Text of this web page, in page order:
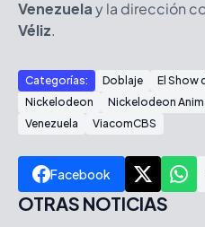
Venezuelay la dirección
Véliz.
Categorías: Doblaje El Show
Nickelodeon
Nickelodeon
Venezuela
ViacomCBS
Facebook
OTRAS NOTICIAS